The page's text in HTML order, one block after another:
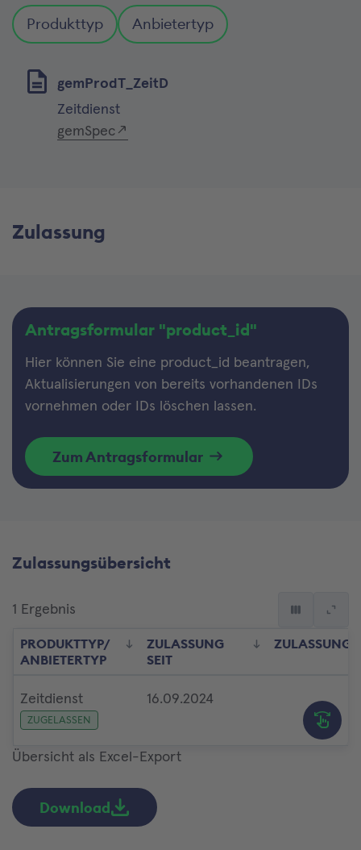
Produkttyp Anbietertyp
gemProdT_ZeitD
Zeitdienst
gemSpec
Zulassung
Antragsformular "product_id"
Hier können Sie eine product_id beantragen,
Aktualisierungen von bereits vorhandenen IDs
vornehmen oder IDs löschen lassen.
Zum Antragsformular
Zulassungsübersicht
1 Ergebnis Spalten ein
PRODUKTTYP/
ANBIETERTYP
ZULASSUNG
SEIT
ZULASSUNG
Zeitdienst
ZUGELASSEN
16.09.2024
Übersicht als Excel-Export
Download